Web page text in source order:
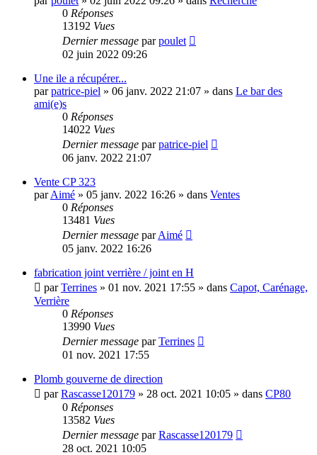
0 Réponses
13192 Vues
Dernier message parpoulet
02 juin 2022 09:26
Une ile a récupérer...
parpatrice-piel » 06 janv. 2022 21:07 » dans Le bar des
ami(e)s
0 Réponses
14022 Vues
Dernier message parpatrice-piel
06 janv. 2022 21:07
Vente CP 323
parAimé » 05 janv. 2022 16:26 » dans Ventes
0 Réponses
13481 Vues
Dernier message parAimé
05 janv. 2022 16:26
fabrication joint verrière / joint en H
parTerrines » 01 nov. 2021 17:55 » dans Capot, Carénage,
Verrière
0 Réponses
13990 Vues
Dernier message parTerrines
01 nov. 2021 17:55
Plomb gouverne de direction
parRascasse120179 » 28 oct. 2021 10:05 » dans CP80
0 Réponses
13582 Vues
Dernier message parRascasse120179
28 oct. 2021 10:05